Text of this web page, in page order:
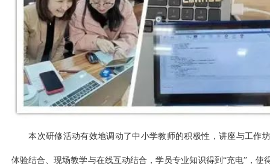
本次研修活动有效地调动了中小学教师的积极性，讲座与工作
体验结合、现场教学与在线互动结合，学员专业知识得到“充电”，使